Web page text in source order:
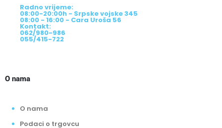
Radno vrijeme:
08:00-20:00h - Srpske vojske 345
08:00 - 16:00 - Cara Uroša 56
Kontakt:
062/980-986
055/415-722
O nama
O nama
Podaci o trgovcu